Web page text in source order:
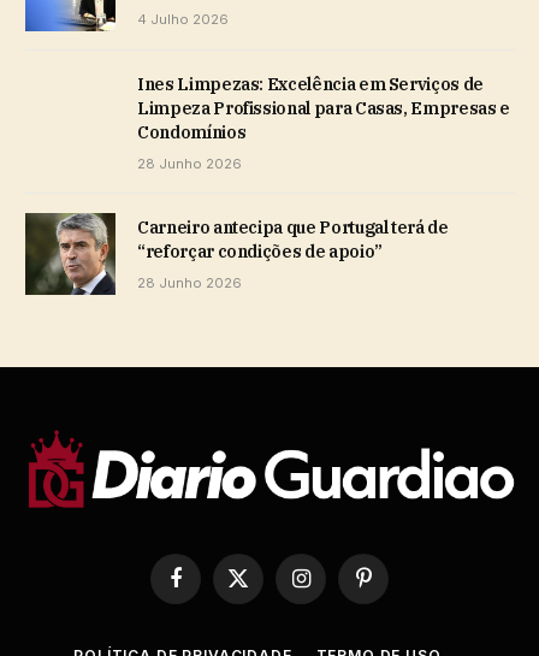
4 Julho 2026
Ines Limpezas: Excelência em Serviços de
Limpeza Profissional para Casas, Empresas e
Condomínios
28 Junho 2026
Carneiro antecipa que Portugal terá de
“reforçar condições de apoio”
28 Junho 2026
Facebook
X
(Twitter)
InstagramPinterest